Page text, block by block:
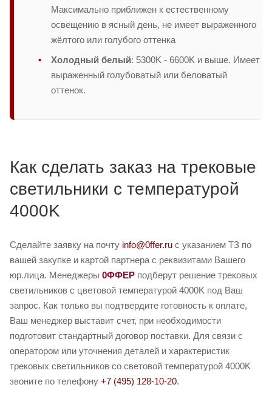
Максимально приближен к естественному
освещению в ясный день, не имеет выраженного
жёлтого или голубого оттенка
Холодный белый: 5300K - 6600K и выше. Имеет
выраженный голубоватый или беловатый
оттенок.
Как сделать заказ на трековые
светильники с температурой
4000K
Сделайте заявку на почту info@0ffer.ru с указанием ТЗ по
вашей закупке и картой партнера с реквизитами Вашего
юр.лица. Менеджеры 0ФФЕР подберут решение трековых
светильников с цветовой температурой 4000K под Ваш
запрос. Как только вы подтвердите готовность к оплате,
Ваш менеджер выставит счет, при необходимости
подготовит стандартный договор поставки. Для связи с
оператором или уточнения деталей и характеристик
трековых светильников со световой температурой 4000K
звоните по телефону +7 (495) 128-10-20.